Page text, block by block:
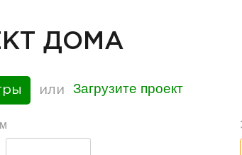
ДОМА
или Загрузите проект